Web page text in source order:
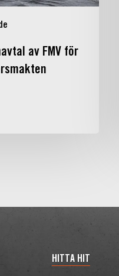
av FMV för
HITTA HIT